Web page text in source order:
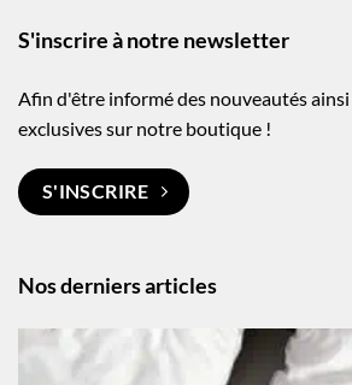
Nos derniers articles
S'inscrire à notre newsletter
Afin d'être informé des nouveautés
exclusives sur notre boutique !
S'INSCRIRE